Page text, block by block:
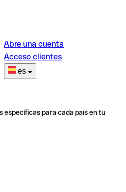
Abre una cuenta
Acceso clientes
es
específicas para cada país en tu